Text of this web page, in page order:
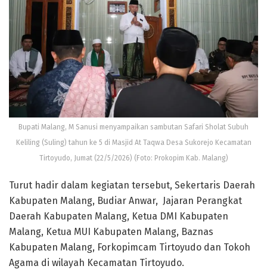
‎Bupati Malang, M Sanusi menyampaikan sambutan Safari Sholat Subuh
Keliling (Suling) tahun ke 5 di Masjid At Taqwa Desa Sukorejo Kecamatan
Tirtoyudo, Jumat (22/5/2026) (Foto: Prokopim Kab. Malang)
‎Turut hadir dalam kegiatan tersebut, Sekertaris Daerah
Kabupaten Malang, Budiar Anwar, Jajaran Perangkat
Daerah Kabupaten Malang, Ketua DMI Kabupaten
Malang, Ketua MUI Kabupaten Malang, Baznas
Kabupaten Malang, Forkopimcam Tirtoyudo dan Tokoh
Agama di wilayah Kecamatan Tirtoyudo.